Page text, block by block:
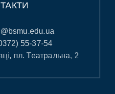
55-37-54
пл. Театральна, 2